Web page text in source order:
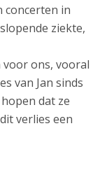
concerten in
ziekte,
ons, vooral
van Jan sinds
dat ze
verlies een